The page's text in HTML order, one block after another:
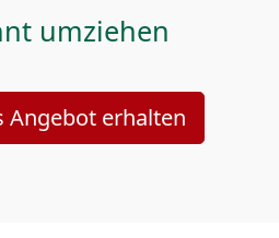
umziehen
Angebot erhalten